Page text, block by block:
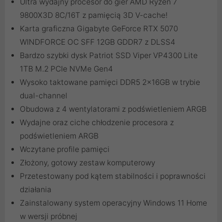
Ultra wydajny procesor do gier AMD Ryzen 7
9800X3D 8C/16T z pamięcią 3D V-cache!
Karta graficzna Gigabyte GeForce RTX 5070
WINDFORCE OC SFF 12GB GDDR7 z DLSS4
Bardzo szybki dysk Patriot SSD Viper VP4300 Lite
1TB M.2 PCIe NVMe Gen4
Wysoko taktowane pamięci DDR5 2x16GB w trybie
dual-channel
Obudowa z 4 wentylatorami z podświetleniem ARGB
Wydajne oraz ciche chłodzenie procesora z
podświetleniem ARGB
Wczytane profile pamięci
Złożony, gotowy zestaw komputerowy
Przetestowany pod kątem stabilności i poprawności
działania
Zainstalowany system operacyjny Windows 11 Home
w wersji próbnej